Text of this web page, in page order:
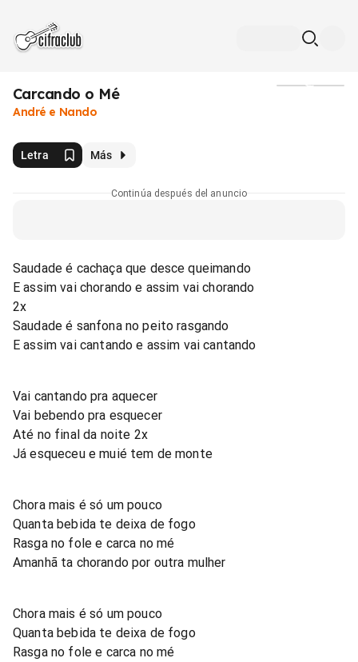
Carcando o Mé
André e Nando
Letra Más
Continúa después del anuncio
Saudade é cachaça que desce queimando
E assim vai chorando e assim vai chorando
2x
Saudade é sanfona no peito rasgando
E assim vai cantando e assim vai cantando
Vai cantando pra aquecer
Vai bebendo pra esquecer
Até no final da noite 2x
Já esqueceu e muié tem de monte
Chora mais é só um pouco
Quanta bebida te deixa de fogo
Rasga no fole e carca no mé
Amanhã ta chorando por outra mulher
Chora mais é só um pouco
Quanta bebida te deixa de fogo
Rasga no fole e carca no mé